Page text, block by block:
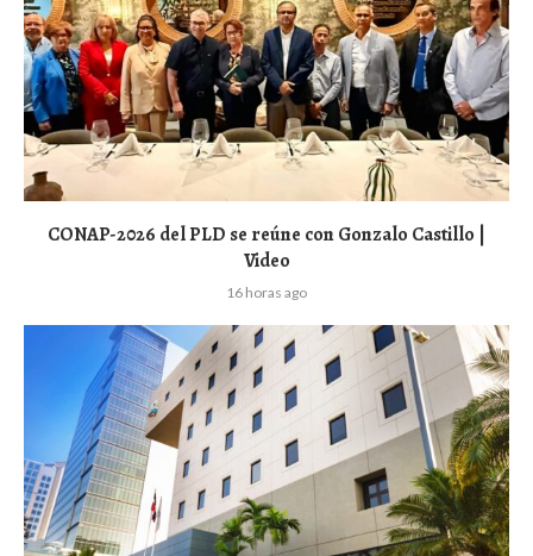
CONAP-2026 del PLD se reúne con Gonzalo Castillo |
Video
16 horas ago